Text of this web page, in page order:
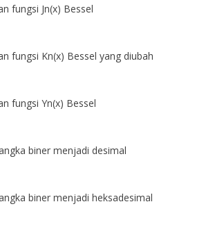
fungsi Jn(x) Bessel
fungsi Kn(x) Bessel yang diubah
fungsi Yn(x) Bessel
biner menjadi desimal
biner menjadi heksadesimal